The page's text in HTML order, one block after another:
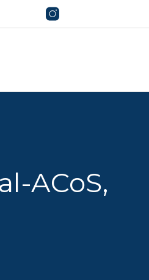
ACoS,